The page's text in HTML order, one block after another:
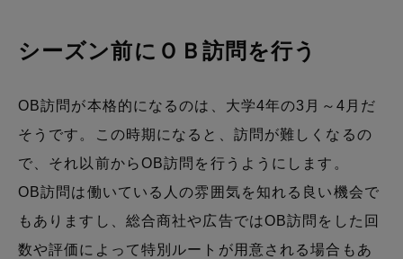
シーズン前にＯＢ訪問を行う
OB訪問が本格的になるのは、大学4年の3月～4月だ
そうです。この時期になると、訪問が難しくなるの
で、それ以前からOB訪問を行うようにします。
OB訪問は働いている人の雰囲気を知れる良い機会で
もありますし、総合商社や広告ではOB訪問をした回
数や評価によって特別ルートが用意される場合もあ